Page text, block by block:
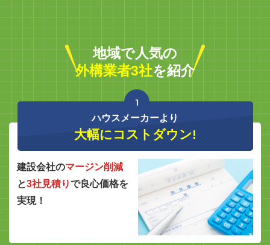
地域で人気の
外構業者3社を紹介
1
ハウスメーカーより
大幅にコストダウン!
建設会社のマージン削減
と3社見積りで良心価格を
実現！